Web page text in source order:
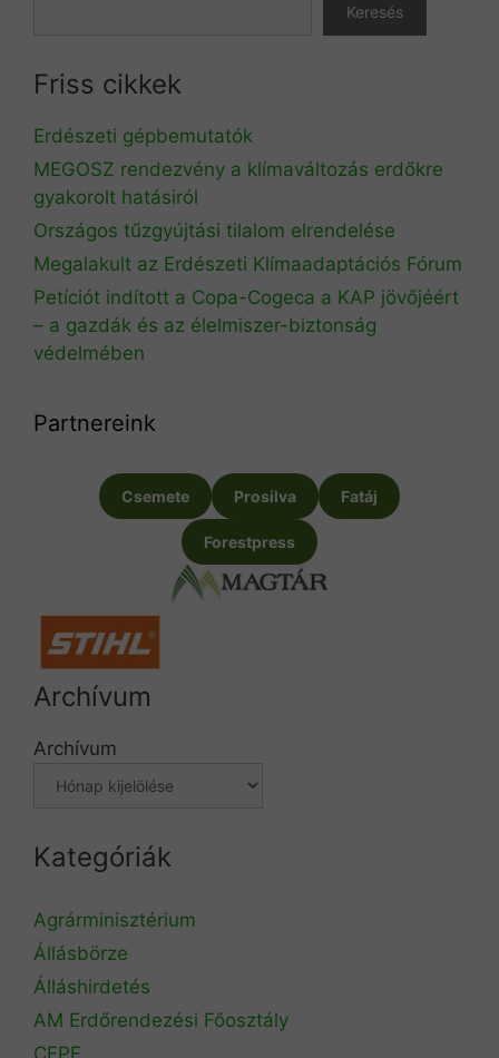
Keresés
Friss cikkek
Erdészeti gépbemutatók
MEGOSZ rendezvény a klímaváltozás erdőkre
gyakorolt hatásiról
Országos tűzgyújtási tilalom elrendelése
Megalakult az Erdészeti Klímaadaptációs Fórum
Petíciót indított a Copa-Cogeca a KAP jövőjéért
– a gazdák és az élelmiszer-biztonság
védelmében
Partnereink
Csemete Prosilva Fatáj
Forestpress
Archívum
Archívum
Kategóriák
Agrárminisztérium
Állásbörze
Álláshirdetés
AM Erdőrendezési Főosztály
CEPF